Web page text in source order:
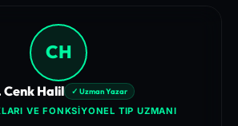
CH
Cenk Halil ✓ Uzman Yazar
VE FONKSIYONEL TIP UZMANI